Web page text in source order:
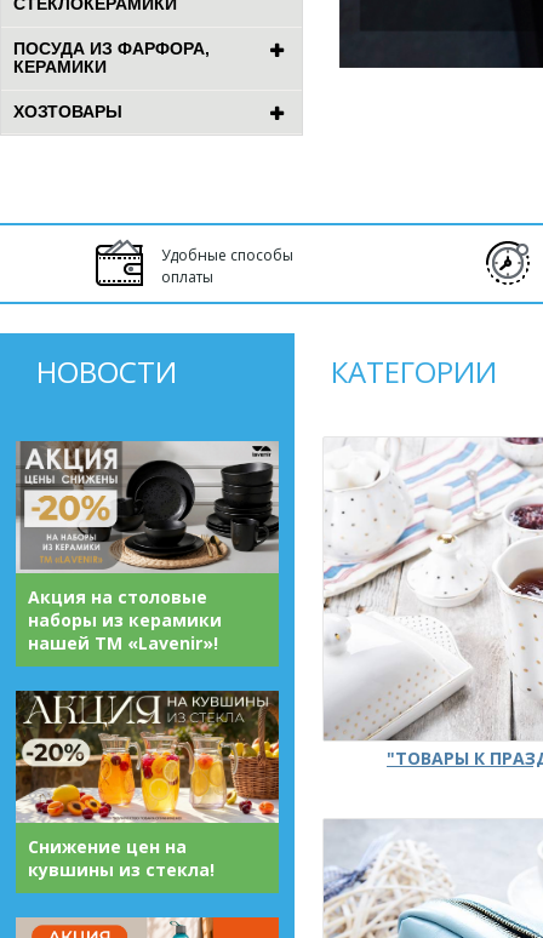
СТЕКЛОКЕРАМИКИ
ПОСУДА ИЗ ФАРФОРА,
КЕРАМИКИ
ХОЗТОВАРЫ
Удобные способы
оплаты
НОВОСТИ
Акция на столовые
наборы из керамики
нашей ТМ «Lavenir»!
Снижение цен на
кувшины из стекла!
КАТЕГОРИИ
"ТОВАРЫ К